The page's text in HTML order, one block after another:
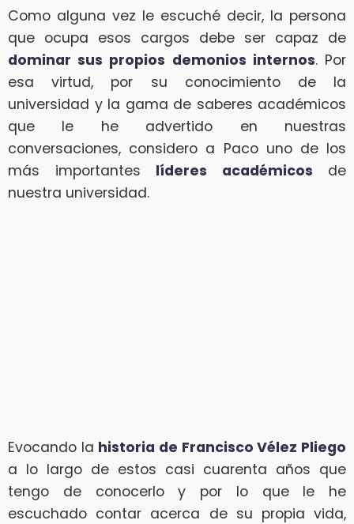
Como alguna vez le escuché decir, la persona
que ocupa esos cargos debe ser capaz de
dominar sus propios demonios internos. Por
esa virtud, por su conocimiento de la
universidad y la gama de saberes académicos
que le he advertido en nuestras
conversaciones, considero a Paco uno de los
más importantes líderes académicos de
nuestra universidad.
Evocando la historia de Francisco Vélez Pliego
a lo largo de estos casi cuarenta años que
tengo de conocerlo y por lo que le he
escuchado contar acerca de su propia vida,